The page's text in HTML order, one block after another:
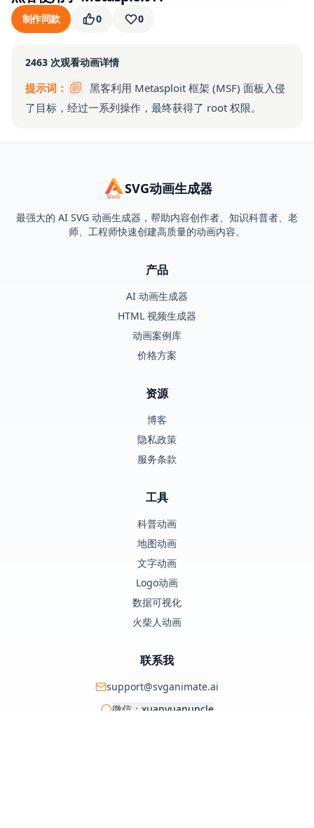
制作同款 0 0
2463 次观看动画详情
提示词：
黑客利用 Metasploit 框架 (MSF) 面板入侵
了目标，经过一系列操作，最终获得了 root 权限。
SVG动画生成器
最强大的 AI SVG 动画生成器，帮助内容创作者、知识科普者、老
师、工程师快速创建高质量的动画内容。
产品
AI 动画生成器
HTML 视频生成器
动画案例库
价格方案
资源
博客
隐私政策
服务条款
工具
科普动画
地图动画
文字动画
Logo动画
数据可视化
火柴人动画
联系我
support@svganimate.ai
微信： xuanyuanuncle